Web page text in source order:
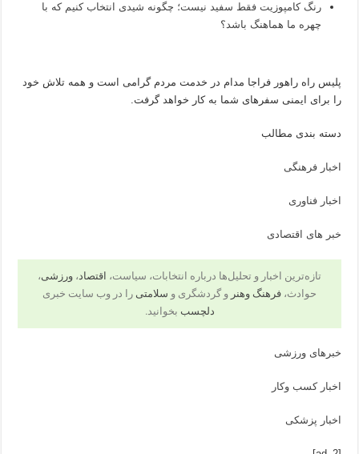
رنگ کامپوزیت فقط سفید نیست؛ چگونه شیدی انتخاب کنیم که با
چهره ما هماهنگ باشد؟
پلیس راه راهور فراجا مدام در خدمت مردم گرامی است و همه تلاش خود
را برای ایمنی سفرهای شما به کار خواهد گرفت.
دسته بندی مطالب
اخبار فرهنگی
اخبار فناوری
خبر های اقتصادی
تازه‌ترین اخبار و تحلیل‌ها درباره انتخابات، سیاست، اقتصاد، ورزشی،
حوادث، فرهنگ وهنر و گردشگری و سلامتی را در وب سایت خبری
دلچسب بخوانید.
خبرهای ورزشی
اخبار کسب وکار
اخبار پزشکی